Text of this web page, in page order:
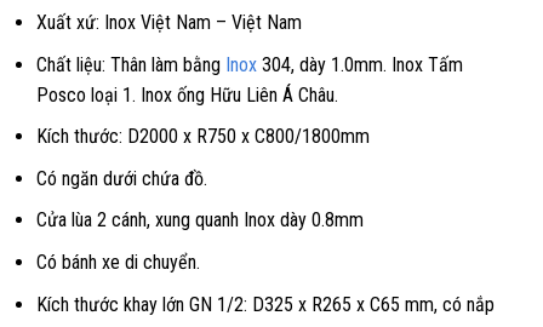
Xuất xứ: Inox Việt Nam – Việt Nam
Chất liệu: Thân làm bằng Inox 304, dày 1.0mm. Inox Tấm
Posco loại 1. Inox ống Hữu Liên Á Châu.
Kích thước: D2000 x R750 x C800/1800mm
Có ngăn dưới chứa đồ.
Cửa lùa 2 cánh, xung quanh Inox dày 0.8mm
Có bánh xe di chuyển.
Kích thước khay lớn GN 1/2: D325 x R265 x C65 mm, có nắp